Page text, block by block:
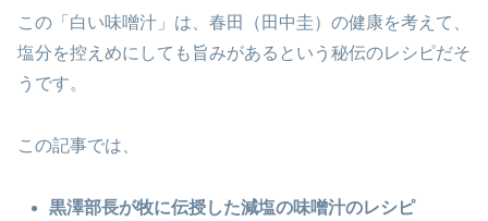
この「白い味噌汁」は、春田（田中圭）の健康を考えて、
塩分を控えめにしても旨みがあるという秘伝のレシピだそ
うです。
この記事では、
黒澤部長が牧に伝授した減塩の味噌汁のレシピ